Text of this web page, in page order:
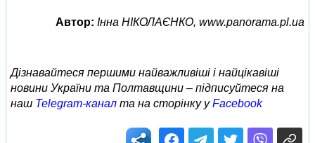
Автор: Інна НІКОЛАЄНКО, www.panorama.pl.ua
Дізнавайтеся першими найважливіші і найцікавіші
новини України та Полтавщини – підписуйтеся на
наш Telegram-канал та на сторінку уFacebook